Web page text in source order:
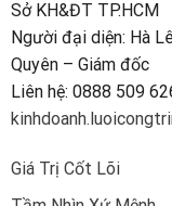
Sở KH&ĐT TP.HCM
Người đại diện: Hà
Quyên – Giám đốc
Liên hệ: 0888 509
Giá Trị Cốt Lõi